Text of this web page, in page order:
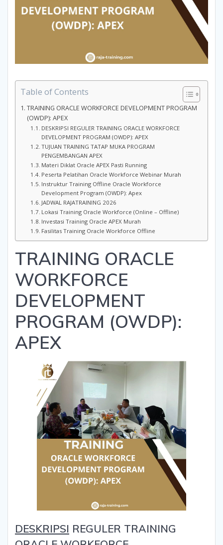
Table of Contents
TRAINING ORACLE WORKFORCE DEVELOPMENT PROGRAM
(OWDP): APEX
DESKRIPSI REGULER TRAINING ORACLE WORKFORCE
DEVELOPMENT PROGRAM (OWDP): APEX
TUJUAN TRAINING TATAP MUKA PROGRAM
PENGEMBANGAN APEX
Materi Diklat Oracle APEX Pasti Running
Peserta Pelatihan Oracle Workforce Webinar Murah
Instruktur Training Offline Oracle Workforce
Development Program (OWDP): Apex
JADWAL RAJATRAINING 2026
Lokasi Training Oracle Workforce (Online – Offline)
Investasi Training Oracle APEX Murah
Fasilitas Training Oracle Workforce Offline
TRAINING ORACLE
WORKFORCE
DEVELOPMENT
PROGRAM (OWDP):
APEX
DESKRIPSI REGULER TRAINING